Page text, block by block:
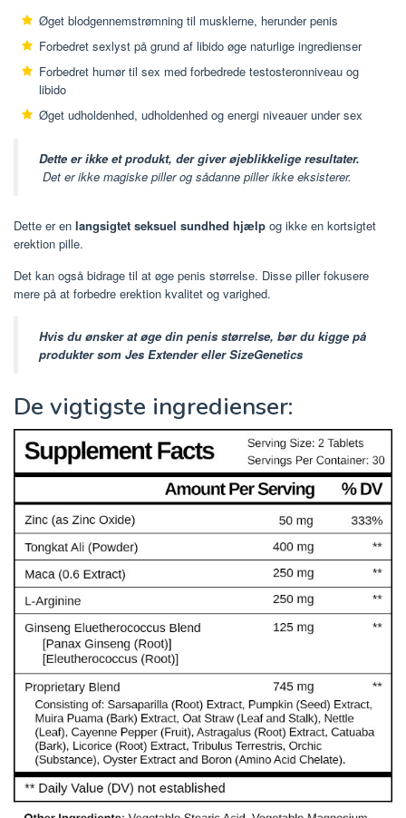
Øget blodgennemstrømning til musklerne, herunder penis
Forbedret sexlyst på grund af libido øge naturlige ingredienser
Forbedret humør til sex med forbedrede testosteronniveau og
libido
Øget udholdenhed, udholdenhed og energi niveauer under sex
Dette er ikke et produkt, der giver øjeblikkelige resultater.
Det er ikke magiske piller og sådanne piller ikke eksisterer.
Dette er en langsigtet seksuel sundhed hjælp og ikke en kortsigtet
erektion pille.
Det kan også bidrage til at øge penis størrelse. Disse piller fokusere
mere på at forbedre erektion kvalitet og varighed.
Hvis du ønsker at øge din penis størrelse, bør du kigge på
produkter som Jes Extender eller SizeGenetics
De vigtigste ingredienser: